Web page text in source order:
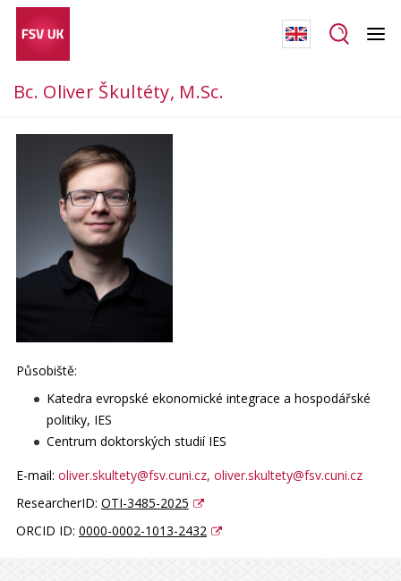
Bc. Oliver Škultéty, M.Sc.
Působiště:
Katedra evropské ekonomické integrace a hospodářské
politiky, IES
Centrum doktorských studií IES
E-mail: oliver.skultety@fsv.cuni.cz, oliver.skultety@fsv.cuni.cz
ResearcherID: OTI-3485-2025
ORCID ID: 0000-0002-1013-2432